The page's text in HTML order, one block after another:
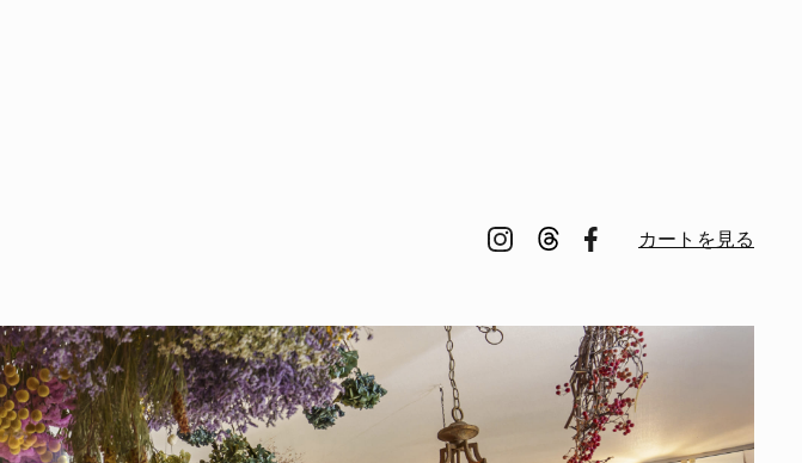
カートを見る